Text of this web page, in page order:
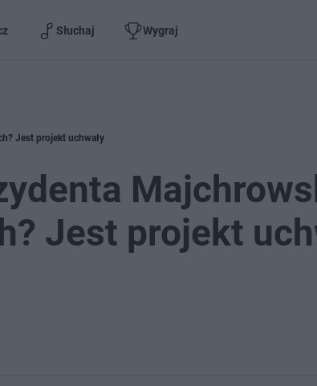
Słuchaj Wygraj
Jest projekt uchwały
Jest projekt